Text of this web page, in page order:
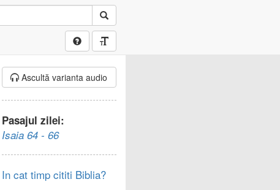
Ascultă varianta audio
Pasajul zilei:
Isaia 64 - 66
In cat timp cititi Biblia?